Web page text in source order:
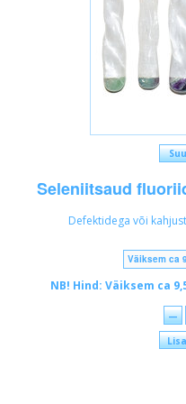
Seleniitsaud
Defektidega või
NB! Hind: Väiksem ca
—